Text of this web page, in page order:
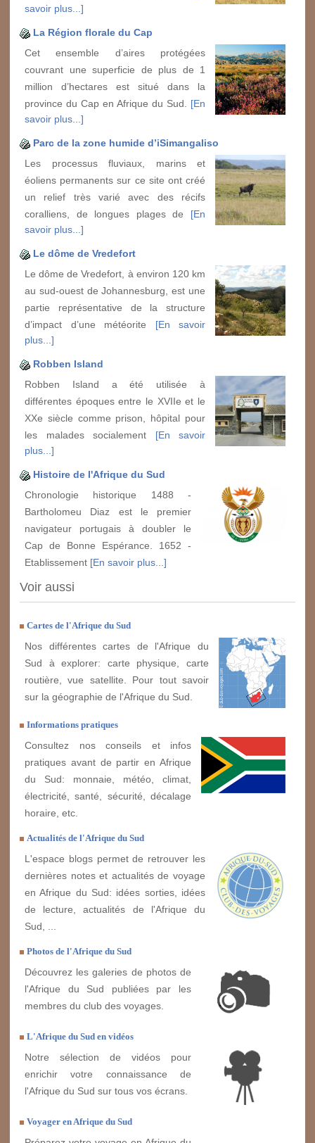
savoir plus...]
La Région florale du Cap
Cet ensemble d’aires protégées
couvrant une superficie de plus de 1
million d’hectares est situé dans la
province du Cap en Afrique du Sud. [En
savoir plus...]
Parc de la zone humide d’iSimangaliso
Les processus fluviaux, marins et
éoliens permanents sur ce site ont créé
un relief très varié avec des récifs
coralliens, de longues plages de [En
savoir plus...]
Le dôme de Vredefort
Le dôme de Vredefort, à environ 120 km
au sud-ouest de Johannesburg, est une
partie représentative de la structure
d’impact d’une météorite [En savoir
plus...]
Robben Island
Robben Island a été utilisée à
différentes époques entre le XVIIe et le
XXe siècle comme prison, hôpital pour
les malades socialement [En savoir
plus...]
Histoire de l'Afrique du Sud
Chronologie historique 1488 -
Bartholomeu Diaz est le premier
navigateur portugais à doubler le
Cap de Bonne Espérance. 1652 -
Etablissement [En savoir plus...]
Voir aussi
Cartes de l'Afrique du Sud
Nos différentes cartes de l'Afrique du
Sud à explorer: carte physique, carte
routière, vue satellite. Pour tout savoir
sur la géographie de l'Afrique du Sud.
Informations pratiques
Consultez nos conseils et infos
pratiques avant de partir en Afrique
du Sud: monnaie, météo, climat,
électricité, santé, sécurité, décalage
horaire, etc.
Actualités de l'Afrique du Sud
L'espace blogs permet de retrouver les
dernières notes et actualités de voyage
en Afrique du Sud: idées sorties, idées
de lecture, actualités de l'Afrique du
Sud, ...
Photos de l'Afrique du Sud
Découvrez les galeries de photos de
l'Afrique du Sud publiées par les
membres du club des voyages.
L'Afrique du Sud en vidéos
Notre sélection de vidéos pour
enrichir votre connaissance de
l'Afrique du Sud sur tous vos écrans.
Voyager en Afrique du Sud